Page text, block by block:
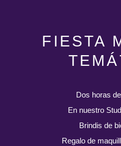
FIESTA
Dos horas
En nuestro
Brindis de
Regalo de